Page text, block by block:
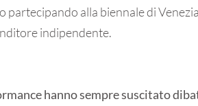
partecipando alla biennale di
indipendente.
hanno sempre suscitato